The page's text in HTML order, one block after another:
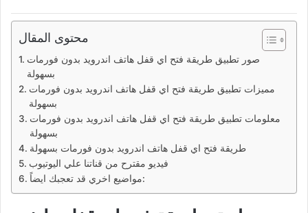
محتوى المقال
صور تطبيق طريقة فتح اي قفل هاتف اندرويد بدون فورمات
بسهولة
مميزات تطبيق طريقة فتح اي قفل هاتف اندرويد بدون فورمات
بسهولة
معلومات تطبيق طريقة فتح اي قفل هاتف اندرويد بدون فورمات
بسهولة
طريقة فتح اي قفل هاتف اندرويد بدون فورمات بسهولة
فيديو مقترح من قناتنا علي اليوتيوب
مواضيع اخري قد تعجبك ايضاً: